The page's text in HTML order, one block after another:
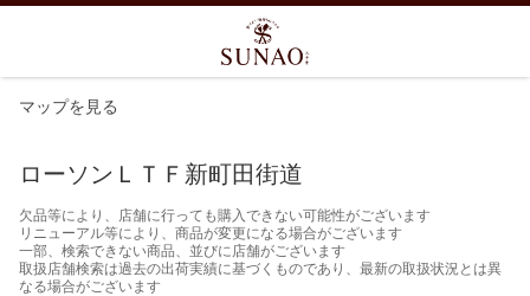
マップを見る
ローソンＬＴＦ新町田街道
欠品等により、店舗に行っても購入できない可能性がございます
リニューアル等により、商品が変更になる場合がございます
一部、検索できない商品、並びに店舗がございます
取扱店舗検索は過去の出荷実績に基づくものであり、最新の取扱状況とは異
なる場合がございます